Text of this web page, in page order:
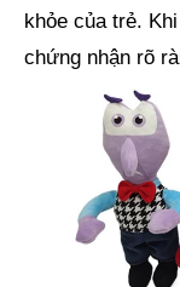
khỏe của trẻ.
chứng nhận rõ